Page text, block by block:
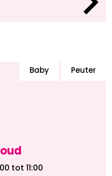
Baby Peuter
tot 11:00